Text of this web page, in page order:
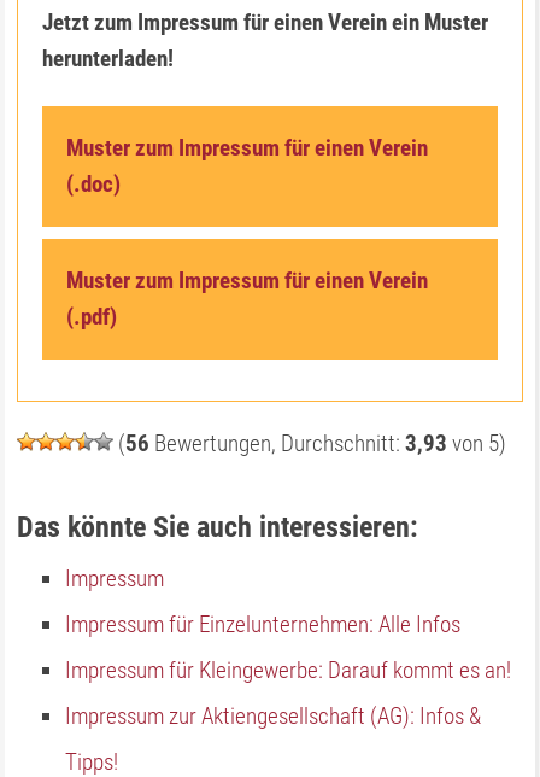
Jetzt zum Impressum für einen Verein ein Muster
herunterladen!
Muster zum Impressum für einen Verein
(.doc)
Muster zum Impressum für einen Verein
(.pdf)
(56 Bewertungen, Durchschnitt:3,93 von 5)
Das könnte Sie auch interessieren:
Impressum
Impressum für Einzelunternehmen: Alle Infos
Impressum für Kleingewerbe: Darauf kommt es an!
Impressum zur Aktiengesellschaft (AG): Infos &
Tipps!